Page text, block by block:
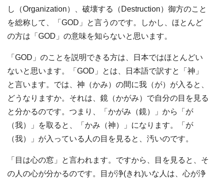
し（Organization）、破壊する（Destruction）御方のこと
を総称して、「GOD」と言うのです。しかし、ほとんど
の方は「GOD」の意味を知らないと思います。
「GOD」のことを説明できる方は、日本ではほとんどい
ないと思います。「GOD」とは、日本語で訳すと「神」
と言います。では、神（かみ）の間に我（が）が入ると、
どうなりますか。それは、鏡（かがみ）で自分の目を見る
と分かるのです。つまり、「かがみ（鏡）」から「が
（我）」を取ると、「かみ（神）」になります。「が
（我）」が入っている人の目を見ると、汚いのです。
「目は心の窓」と言われます。ですから、目を見ると、そ
の人の心が分かるのです。目が浄(きれ)いな人は、心が浄